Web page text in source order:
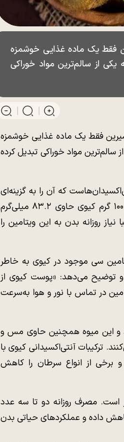
فقط یک ماده غذایی خوشمزه
از سالم‌ترین مواد خوراکی
فقط یک ماده غذایی خوشمزه
مواد خوراکی تبدیل کرده
که آن را به گزینه‌ای
سالم و لذت‌بخش برای مصرف روزانه تبدیل کرده است. هر ۱۰۰ گرم کیوی حاوی ۸۳.۲ میلی‌گرم
روزانه بدن به این ویتامین را
سی موجود در کیوی به خاطر
توضیح می‌دهد: «پوست کیوی از
در تماس با نور و هوا به‌سرعت
و این میوه همچنین حاوی مس و
ترکیبات آنتی‌اکسیدانی کیوی با
برخی از انواع سرطان را کاهش
است. مصرف روزانه دو تا سه عدد
داده و عملکرد‌های حیاتی بدن